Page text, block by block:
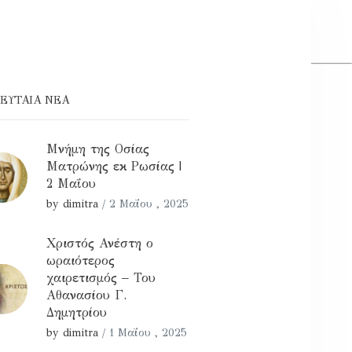
ΝΕΑ
Μνήμη της Οσίας
Ματρώνης εκ Ρωσίας |
2 Μαΐου
by dimitra / 2 Μαΐου , 2025
Χριστός Ανέστη ο
ωραιότερος
χαιρετισμός – Του
Αθανασίου Γ.
Δημητρίου
by dimitra / 1 Μαΐου , 2025